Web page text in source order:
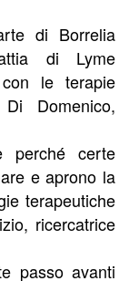
di Borrelia
di Lyme
le terapie
Domenico,
perché certe
e aprono la
terapeutiche
ricercatrice
passo avanti